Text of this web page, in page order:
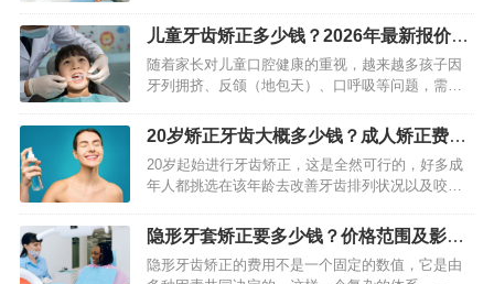
能使笑容更具自信，还对提升口腔健康水平有益。
家长向专业人士咨询牙齿…
儿童牙齿矫正多少钱？2026年最新报价
+家长必看避坑指南
随着家长对儿童口腔健康的重视，越来越多孩子因
牙列拥挤、反颌（地包天）、口呼吸等问题，需要
家长咨询时的核心诉求。不同于成年人矫正，儿童
矫正需结合颌骨发育规…
20岁矫正牙齿大概多少钱？成人矫正费用
详解
20岁起始进行牙齿矫正，这是全然可行的，好多成
年人都挑选在该年龄去改善牙齿排列状况以及咬合
会受到矫治器类型、牙齿畸形复杂程度、所在城市
消费水平以及诊所定位…
隐形牙套矫正要多少钱？价格范围及影响
因素详解
隐形牙齿矫正的费用不是一个固定的数值，它是由